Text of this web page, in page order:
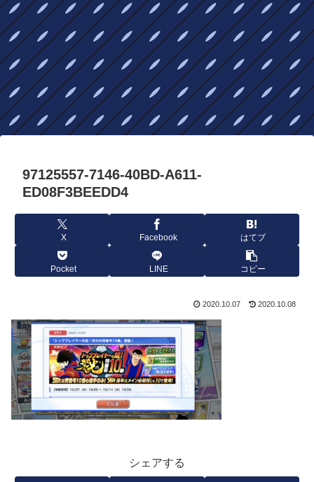
97125557-7146-40BD-A611-
ED08F3BEEDD4
X Facebook はてブ
Pocket LINE コピー
2020.10.07 2020.10.08
シェアする